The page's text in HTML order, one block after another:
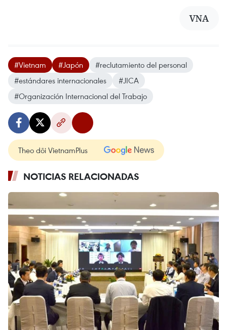
VNA
#Vietnam #Japón
#reclutamiento del personal
#estándares internacionales
#JICA
#Organización Internacional del Trabajo
Theo dõi VietnamPlus
NOTICIAS RELACIONADAS